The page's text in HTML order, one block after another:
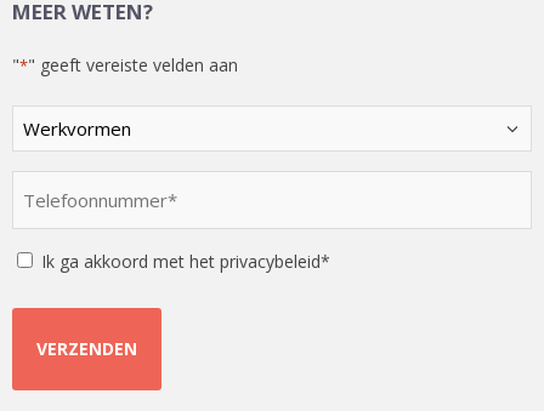
MEER WETEN?
"*" geeft vereiste velden aan
Kies
een
optie
Instemming
Ik ga akkoord met het privacybeleid*